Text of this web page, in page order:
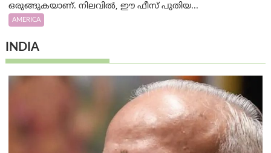
ഒരുങ്ങുകയാണ്. നിലവിൽ, ഈ ഫീസ് പുതിയ...
AMERICA
INDIA